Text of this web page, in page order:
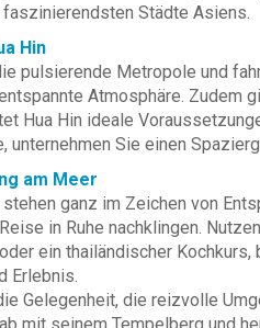
Städte Asiens.
Hin
pulsierende Metropole und
Atmosphäre.
Hua Hin ideale
unternehmen Sie einen
am Meer
ganz im Zeichen von
in Ruhe nachklingen.
ein thailändischer
Erlebnis.
Gelegenheit, die reizvolle